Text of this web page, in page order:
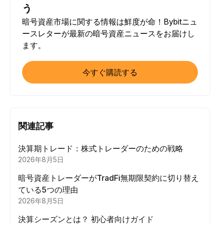
う
暗号資産市場に関する情報は鮮度が命！Bybitニュ
ースレターが最新の暗号資産ニュースをお届けし
ます。
今すぐ購読する
関連記事
決算期トレード：株式トレーダーのための戦略
2026年8月5日
暗号資産トレーダーがTradFi無期限契約に切り替え
ている5つの理由
2026年8月5日
決算シーズンとは？ 初心者向けガイド